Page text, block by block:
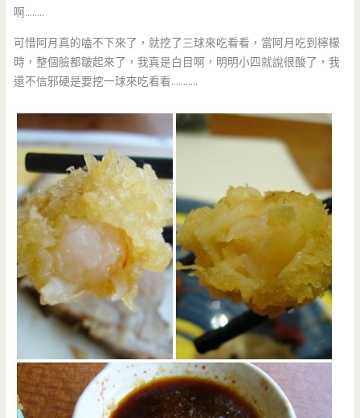
啊……..
可惜阿月真的嗑不下來了，就挖了三球來吃看看，當阿月吃到檸檬
時，整個臉都皺起來了，我真是白目啊，明明小四就說很酸了，我
還不信邪硬是要挖一球來吃看看………..